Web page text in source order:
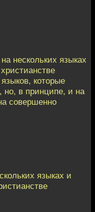
нескольких языках
которые
но, в принципе, и на
совершенно
языках и